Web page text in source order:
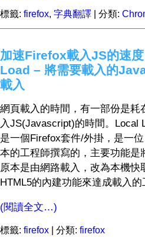
標籤: firefox, 字典翻譯 | 分類:
加速Firefox載入JS的速
Load – 將需要載入的
載入
網頁載入的時間，有一部份是耗
入JS(Javascript)的時間。Local
是一個Firefox套件/外掛，是一位
本的工程師撰寫的，主要功能是
原本是由網路載入，改為本機快
HTML5的內建功能來達成載入
(閱讀全文…)
標籤: firefox | 分類: firefox